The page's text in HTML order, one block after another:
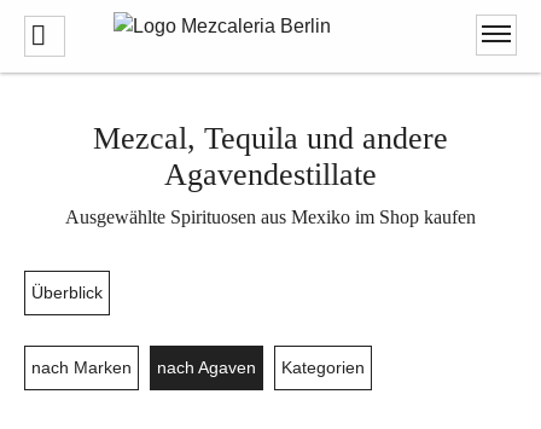
Mezcal, Tequila und andere
Agavendestillate
Ausgewählte Spirituosen aus Mexiko im Shop kaufen
Überblick
nach Marken nach Agaven Kategorien